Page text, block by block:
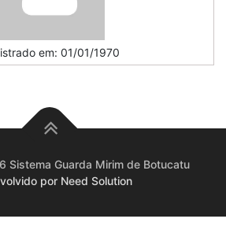
em: 01/01/1970
Sistema Guarda Mirim de Botucatu
por Need Solution